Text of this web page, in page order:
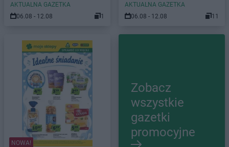
AKTUALNA GAZETKA
06.08 - 12.08
1
AKTUALNA GAZETKA
06.08 - 12.08
11
NOWA!
Zobacz
wszystkie
gazetki
promocyjne